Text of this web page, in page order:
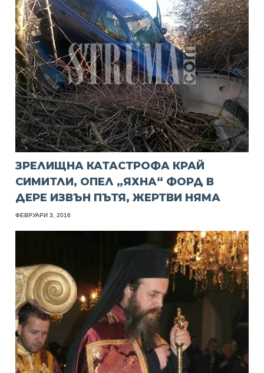
ЗРЕЛИЩНА КАТАСТРОФА КРАЙ
СИМИТЛИ, ОПЕЛ „ЯХНА“ ФОРД В
ДЕРЕ ИЗВЪН ПЪТЯ, ЖЕРТВИ НЯМА
ФЕВРУАРИ 3, 2016